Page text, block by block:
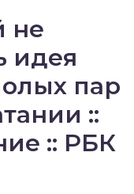
не
идея
пар
::
:: РБК